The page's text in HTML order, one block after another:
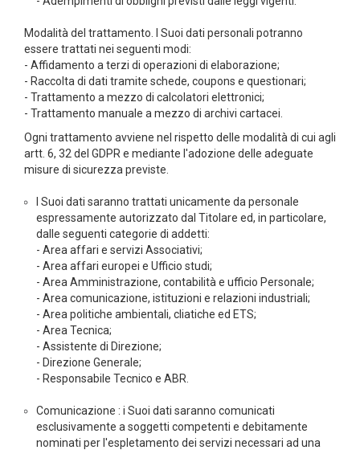
Modalità del trattamento. I Suoi dati personali potranno
essere trattati nei seguenti modi:
- Affidamento a terzi di operazioni di elaborazione;
- Raccolta di dati tramite schede, coupons e questionari;
- Trattamento a mezzo di calcolatori elettronici;
- Trattamento manuale a mezzo di archivi cartacei.
Ogni trattamento avviene nel rispetto delle modalità di cui agli
artt. 6, 32 del GDPR e mediante l'adozione delle adeguate
misure di sicurezza previste.
I Suoi dati saranno trattati unicamente da personale
espressamente autorizzato dal Titolare ed, in particolare,
dalle seguenti categorie di addetti:
- Area affari e servizi Associativi;
- Area affari europei e Ufficio studi;
- Area Amministrazione, contabilità e ufficio Personale;
- Area comunicazione, istituzioni e relazioni industriali;
- Area politiche ambientali, cliatiche ed ETS;
- Area Tecnica;
- Assistente di Direzione;
- Direzione Generale;
- Responsabile Tecnico e ABR.
Comunicazione : i Suoi dati saranno comunicati
esclusivamente a soggetti competenti e debitamente
nominati per l'espletamento dei servizi necessari ad una